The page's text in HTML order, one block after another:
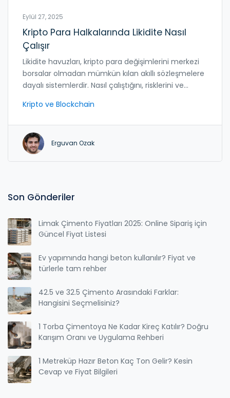
Eylül 27, 2025
Kripto Para Halkalarında Likidite Nasıl
Çalışır
Likidite havuzları, kripto para değişimlerini merkezi
borsalar olmadan mümkün kılan akıllı sözleşmelere
dayalı sistemlerdir. Nasıl çalıştığını, risklerini ve
Kripto ve Blockchain
Erguvan Ozak
Son Gönderiler
Limak Çimento Fiyatları 2025: Online Sipariş için
Güncel Fiyat Listesi
Ev yapımında hangi beton kullanılır? Fiyat ve
türlerle tam rehber
42.5 ve 32.5 Çimento Arasındaki Farklar:
Hangisini Seçmelisiniz?
1 Torba Çimentoya Ne Kadar Kireç Katılır? Doğru
Karışım Oranı ve Uygulama Rehberi
1 Metreküp Hazır Beton Kaç Ton Gelir? Kesin
Cevap ve Fiyat Bilgileri